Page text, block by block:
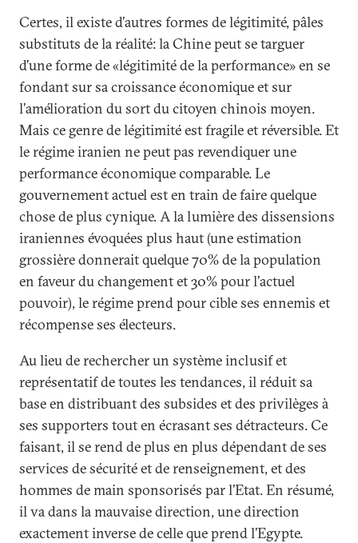
Certes, il existe d’autres formes de légitimité, pâles
substituts de la réalité: la Chine peut se targuer
d’une forme de «légitimité de la performance» en se
fondant sur sa croissance économique et sur
l’amélioration du sort du citoyen chinois moyen.
Mais ce genre de légitimité est fragile et réversible. Et
le régime iranien ne peut pas revendiquer une
performance économique comparable. Le
gouvernement actuel est en train de faire quelque
chose de plus cynique. A la lumière des dissensions
iraniennes évoquées plus haut (une estimation
grossière donnerait quelque 70% de la population
en faveur du changement et 30% pour l’actuel
pouvoir), le régime prend pour cible ses ennemis et
récompense ses électeurs.
Au lieu de rechercher un système inclusif et
représentatif de toutes les tendances, il réduit sa
base en distribuant des subsides et des privilèges à
ses supporters tout en écrasant ses détracteurs. Ce
faisant, il se rend de plus en plus dépendant de ses
services de sécurité et de renseignement, et des
hommes de main sponsorisés par l’Etat. En résumé,
il va dans la mauvaise direction, une direction
exactement inverse de celle que prend l’Egypte.